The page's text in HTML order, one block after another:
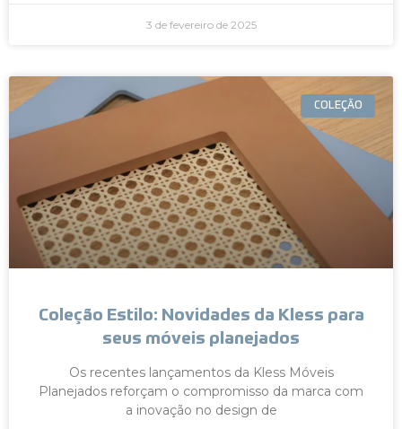
3 de fevereiro de 2025
COLEÇÃO
Coleção Estilo: Novidades da Kless para
seus móveis planejados
Os recentes lançamentos da Kless Móveis
Planejados reforçam o compromisso da marca com
a inovação no design de